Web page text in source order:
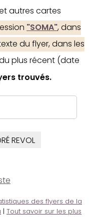
autres cartes
"SOMA", dans
du flyer, dans les
plus récent (date
trouvés.
REVOL
des flyers de la
| Tout savoir sur les plus